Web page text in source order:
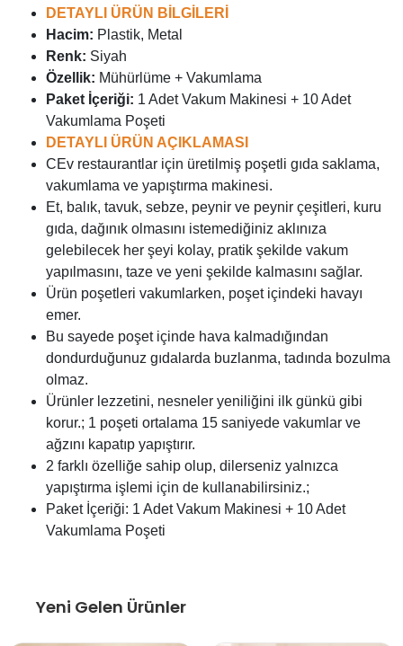
DETAYLI ÜRÜN BİLGİLERİ
Hacim: Plastik, Metal
Renk: Siyah
Özellik: Mühürlüme + Vakumlama
Paket İçeriği: 1 Adet Vakum Makinesi + 10 Adet
Vakumlama Poşeti
DETAYLI ÜRÜN AÇIKLAMASI
CEv restaurantlar için üretilmiş poşetli gıda saklama,
vakumlama ve yapıştırma makinesi.
Et, balık, tavuk, sebze, peynir ve peynir çeşitleri, kuru
gıda, dağınık olmasını istemediğiniz aklınıza
gelebilecek her şeyi kolay, pratik şekilde vakum
yapılmasını, taze ve yeni şekilde kalmasını sağlar.
Ürün poşetleri vakumlarken, poşet içindeki havayı
emer.
Bu sayede poşet içinde hava kalmadığından
dondurduğunuz gıdalarda buzlanma, tadında bozulma
olmaz.
Ürünler lezzetini, nesneler yeniliğini ilk günkü gibi
korur.; 1 poşeti ortalama 15 saniyede vakumlar ve
ağzını kapatıp yapıştırır.
2 farklı özelliğe sahip olup, dilerseniz yalnızca
yapıştırma işlemi için de kullanabilirsiniz.;
Paket İçeriği: 1 Adet Vakum Makinesi + 10 Adet
Vakumlama Poşeti
Yeni Gelen Ürünler